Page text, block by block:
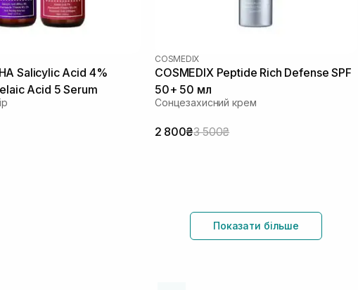
Salicylic Acid 4%
Acid 5 Serum
COSMEDIX
COSMEDIX Peptide Rich Defense SPF
50+ 50 мл
Сонцезахисний крем
2 800₴3 500₴
Показати більше